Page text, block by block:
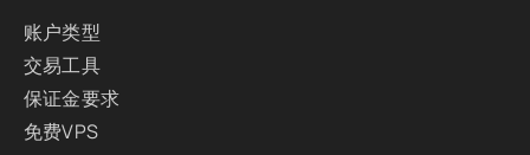
账户类型
交易工具
保证金要求
免费VPS